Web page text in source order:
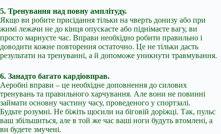
5. Тренування над повну амплітуду.
Якщо ви робите присідання тільки на чверть донизу або при
жимі лежачи не до кінця опускаєте або піднімаєте вагу, ви
просто марнуєте час. Вправи необхідно робити правильно і
доводити кожне повторення остаточно. Це не тільки дасть
результати на тренуванні, а й допоможе уникнути травмування.
6. Занадто багато кардіовправ.
Аеробні вправи – це необхідне доповнення до силових
тренувань та правильного харчування. Але вони не повинні
займати основну частину часу, проведеного у спортзалі.
Будьте розумні. Не біжіть щосили на біговій доріжці. Так, пульс
ваш збільшиться, але в той же час ваші ноги будуть втомлені, а
ви будете змучені.